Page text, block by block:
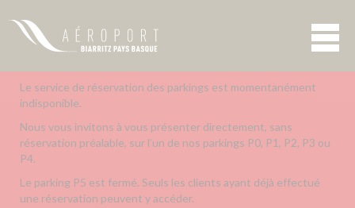
Le service de réservation des parkings est momentanément
indisponible.
Nous vous invitons à vous présenter directement, sans
réservation préalable, sur l’un de nos parkings P0, P1, P2, P3 ou
P4.
Le parking P5 est fermé. Seuls les clients ayant déjà effectué
une réservation peuvent y accéder.